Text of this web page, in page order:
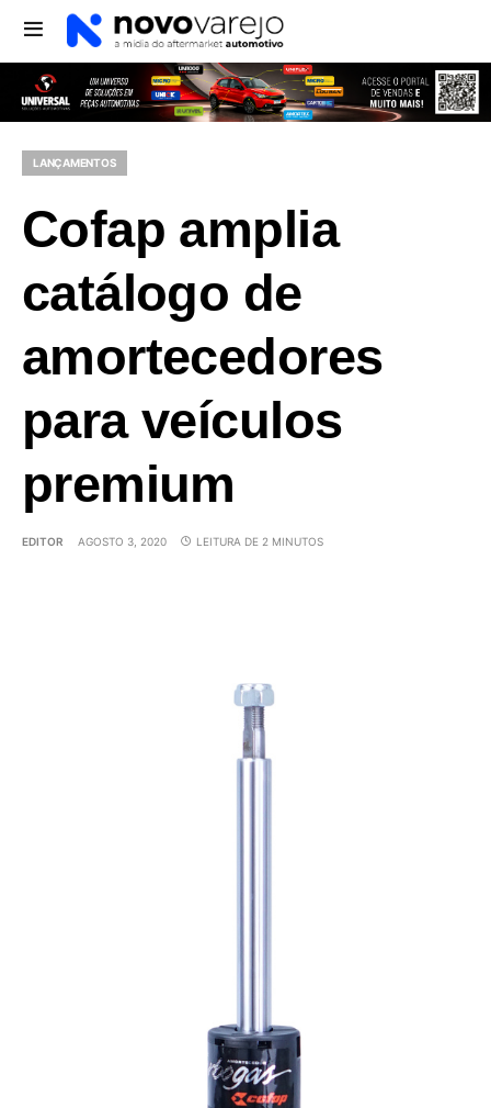
LANÇAMENTOS
Cofap amplia
catálogo de
amortecedores
para veículos
premium
EDITOR AGOSTO 3, 2020 LEITURA DE 2 MINUTOS